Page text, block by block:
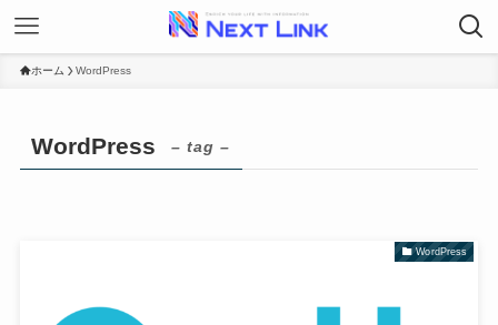
ホーム WordPress
WordPress – tag –
WordPress